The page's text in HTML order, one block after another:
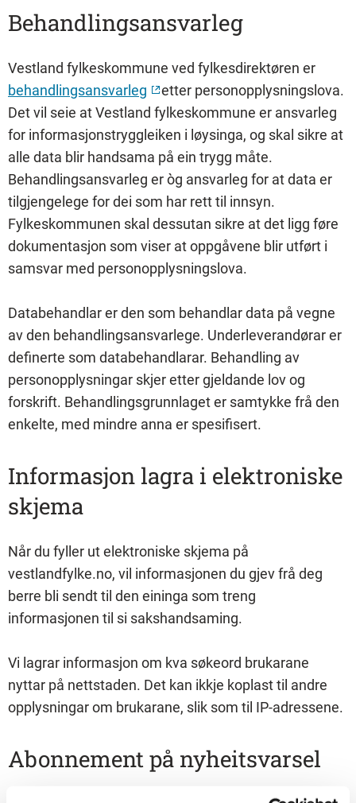
Behandlingsansvarleg
Vestland fylkeskommune ved fylkesdirektøren er
behandlingsansvarleg
etter personopplysningslova.
Det vil seie at Vestland fylkeskommune er ansvarleg
for informasjonstryggleiken i løysinga, og skal sikre at
alle data blir handsama på ein trygg måte.
Behandlingsansvarleg er òg ansvarleg for at data er
tilgjengelege for dei som har rett til innsyn.
Fylkeskommunen skal dessutan sikre at det ligg føre
dokumentasjon som viser at oppgåvene blir utført i
samsvar med personopplysningslova.
Databehandlar er den som behandlar data på vegne
av den behandlingsansvarlege. Underleverandørar er
definerte som databehandlarar. Behandling av
personopplysningar skjer etter gjeldande lov og
forskrift. Behandlingsgrunnlaget er samtykke frå den
enkelte, med mindre anna er spesifisert.
Informasjon lagra i elektroniske
skjema
Når du fyller ut elektroniske skjema på
vestlandfylke.no, vil informasjonen du gjev frå deg
berre bli sendt til den eininga som treng
informasjonen til si sakshandsaming.
Vi lagrar informasjon om kva søkeord brukarane
nyttar på nettstaden. Det kan ikkje koplast til andre
opplysningar om brukarane, slik som til IP-adressene.
Abonnement på nyheitsvarsel